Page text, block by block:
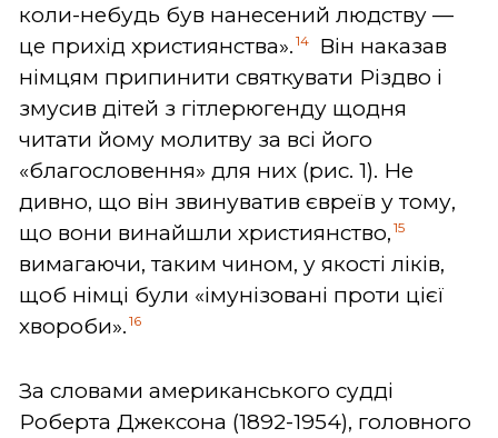
коли-небудь був нанесений людству —
це прихід християнства». 14
Він наказав
німцям припинити святкувати Різдво і
змусив дітей з гітлерюгенду щодня
читати йому молитву за всі його
«благословення» для них (рис. 1). Не
дивно, що він звинуватив євреїв у тому,
що вони винайшли християнство, 15
вимагаючи, таким чином, у якості ліків,
щоб німці були «імунізовані проти цієї
хвороби». 16
За словами американського судді
Роберта Джексона (1892-1954), головного